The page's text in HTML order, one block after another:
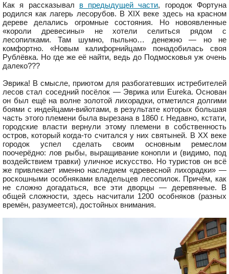
Как я рассказывал в предыдущей части, городок Фортуна
родился как лагерь лесорубов. В XIX веке здесь на красном
дереве делались огромные состояния. Но новоявленные
«короли древесины» не хотели селиться рядом с
лесопилками. Там шумно, пыльно… денежно — но не
комфортно. «Новым калифорнийцам» понадобилась своя
Рублёвка. Но где же её найти, ведь до Подмосковья уж очень
далеко???
Эврика! В смысле, приютом для разбогатевших истребителей
лесов стал соседний посёлок — Эврика или Eureka. Основан
он был ещё на волне золотой лихорадки, отметился долгими
боями с индейцами-вийотами, в результате которых большая
часть этого племени была вырезана в 1860 г. Недавно, кстати,
городские власти вернули этому племени в собственность
остров, который когда-то считался у них святыней. В XX веке
городок успел сделать своим основным ремеслом
поочерёдно: лов рыбы, выращивание конопли и (видимо, под
воздействием травки) уличное искусство. Но туристов он всё
же привлекает именно наследием «древесной лихорадки» —
роскошными особняками владельцев лесопилок. Причём, как
не сложно догадаться, все эти дворцы — деревянные. В
общей сложности, здесь насчитали 1200 особняков (разных
времён, разумеется), достойных внимания.